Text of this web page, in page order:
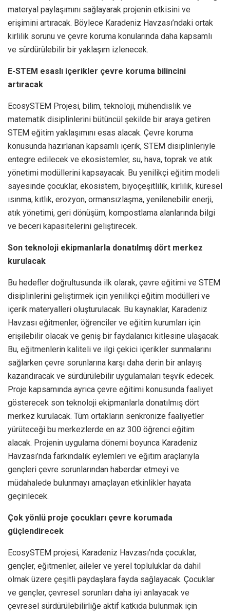
materyal paylaşımını sağlayarak projenin etkisini ve
erişimini artıracak. Böylece Karadeniz Havzası’ndaki ortak
kirlilik sorunu ve çevre koruma konularında daha kapsamlı
ve sürdürülebilir bir yaklaşım izlenecek.
E-STEM esaslı içerikler çevre koruma bilincini
artıracak
EcosySTEM Projesi, bilim, teknoloji, mühendislik ve
matematik disiplinlerini bütüncül şekilde bir araya getiren
STEM eğitim yaklaşımını esas alacak. Çevre koruma
konusunda hazırlanan kapsamlı içerik, STEM disiplinleriyle
entegre edilecek ve ekosistemler, su, hava, toprak ve atık
yönetimi modüllerini kapsayacak. Bu yenilikçi eğitim modeli
sayesinde çocuklar, ekosistem, biyoçeşitlilik, kirlilik, küresel
ısınma, kıtlık, erozyon, ormansızlaşma, yenilenebilir enerji,
atık yönetimi, geri dönüşüm, kompostlama alanlarında bilgi
ve beceri kapasitelerini geliştirecek.
Son teknoloji ekipmanlarla donatılmış dört merkez
kurulacak
Bu hedefler doğrultusunda ilk olarak, çevre eğitimi ve STEM
disiplinlerini geliştirmek için yenilikçi eğitim modülleri ve
içerik materyalleri oluşturulacak. Bu kaynaklar, Karadeniz
Havzası eğitmenler, öğrenciler ve eğitim kurumları için
erişilebilir olacak ve geniş bir faydalanıcı kitlesine ulaşacak.
Bu, eğitmenlerin kaliteli ve ilgi çekici içerikler sunmalarını
sağlarken çevre sorunlarına karşı daha derin bir anlayış
kazandıracak ve sürdürülebilir uygulamaları teşvik edecek.
Proje kapsamında ayrıca çevre eğitimi konusunda faaliyet
gösterecek son teknoloji ekipmanlarla donatılmış dört
merkez kurulacak. Tüm ortakların senkronize faaliyetler
yürüteceği bu merkezlerde en az 300 öğrenci eğitim
alacak. Projenin uygulama dönemi boyunca Karadeniz
Havzası’nda farkındalık eylemleri ve eğitim araçlarıyla
gençleri çevre sorunlarından haberdar etmeyi ve
müdahalede bulunmayı amaçlayan etkinlikler hayata
geçirilecek.
Çok yönlü proje çocukları çevre korumada
güçlendirecek
EcosySTEM projesi, Karadeniz Havzası’nda çocuklar,
gençler, eğitmenler, aileler ve yerel topluluklar da dahil
olmak üzere çeşitli paydaşlara fayda sağlayacak. Çocuklar
ve gençler, çevresel sorunları daha iyi anlayacak ve
çevresel sürdürülebilirliğe aktif katkıda bulunmak için